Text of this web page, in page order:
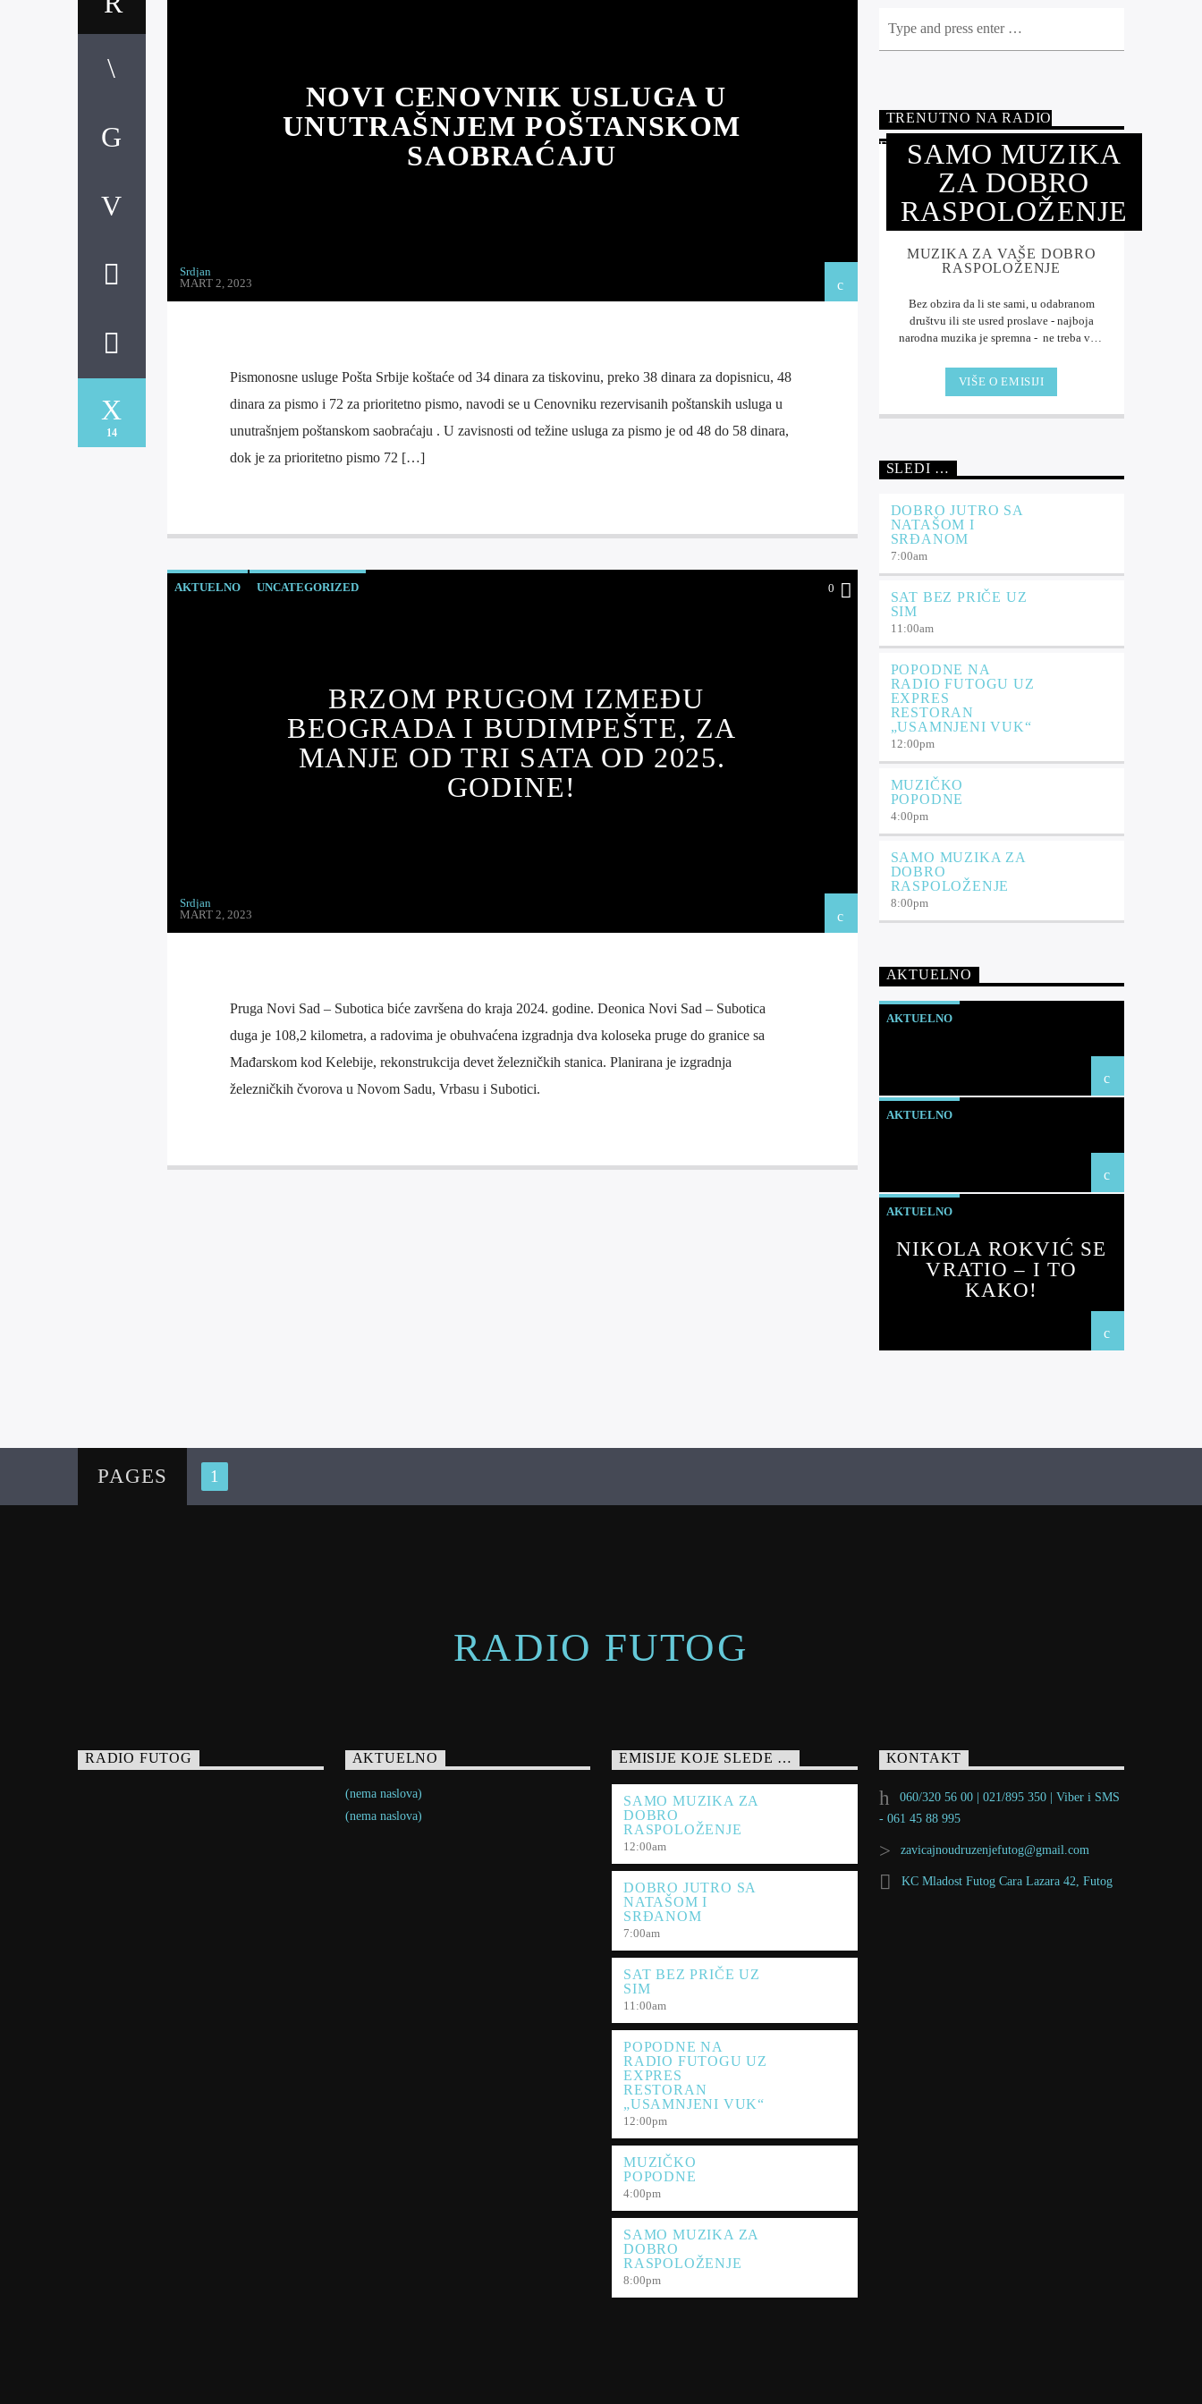
14
NOVI CENOVNIK USLUGA U
UNUTRAŠNJEM POŠTANSKOM
SAOBRAĆAJU
Srdjan
MART 2, 2023
Pismonosne usluge Pošta Srbije koštaće od 34 dinara za tiskovinu, preko 38 dinara za dopisnicu, 48
dinara za pismo i 72 za prioritetno pismo, navodi se u Cenovniku rezervisanih poštanskih usluga u
unutrašnjem poštanskom saobraćaju . U zavisnosti od težine usluga za pismo je od 48 do 58 dinara,
dok je za prioritetno pismo 72 […]
AKTUELNO UNCATEGORIZED 0
BRZOM PRUGOM IZMEĐU
BEOGRADA I BUDIMPEŠTE, ZA
MANJE OD TRI SATA OD 2025.
GODINE!
Srdjan
MART 2, 2023
Pruga Novi Sad – Subotica biće završena do kraja 2024. godine. Deonica Novi Sad – Subotica
duga je 108,2 kilometra, a radovima je obuhvaćena izgradnja dva koloseka pruge do granice sa
Mađarskom kod Kelebije, rekonstrukcija devet železničkih stanica. Planirana je izgradnja
železničkih čvorova u Novom Sadu, Vrbasu i Subotici.
TRENUTNO NA RADIO
FUTOGUSAMO MUZIKA
ZA DOBRO
RASPOLOŽENJE
MUZIKA ZA VAŠE DOBRO
RASPOLOŽENJE
Bez obzira da li ste sami, u odabranom
društvu ili ste usred proslave - najboja
narodna muzika je spremna - ne treba vam
Uživajte ... ništa bolje od muzike.
VIŠE O EMISIJI
SLEDI …
DOBRO JUTRO SA
NATAŠOM I
SRĐANOM
7:00am
SAT BEZ PRIČE UZ
SIM
11:00am
POPODNE NA
RADIO FUTOGU UZ
EXPRES
RESTORAN
„USAMNJENI VUK“
12:00pm
MUZIČKO
POPODNE
4:00pm
SAMO MUZIKA ZA
DOBRO
RASPOLOŽENJE
8:00pm
AKTUELNO
AKTUELNO
AKTUELNO
AKTUELNO
NIKOLA ROKVIĆ SE
VRATIO – I TO
KAKO!
PAGES 1
RADIO FUTOG
RADIO FUTOG AKTUELNO
(nema naslova)
(nema naslova)
EMISIJE KOJE SLEDE …
SAMO MUZIKA ZA
DOBRO
RASPOLOŽENJE
12:00am
DOBRO JUTRO SA
NATAŠOM I
SRĐANOM
7:00am
SAT BEZ PRIČE UZ
SIM
11:00am
POPODNE NA
RADIO FUTOGU UZ
EXPRES
RESTORAN
„USAMNJENI VUK“
12:00pm
MUZIČKO
POPODNE
4:00pm
SAMO MUZIKA ZA
DOBRO
RASPOLOŽENJE
8:00pm
KONTAKT
060/320 56 00 | 021/895 350 | Viber i SMS
- 061 45 88 995
zavicajnoudruzenjefutog@gmail.com
KC Mladost Futog Cara Lazara 42, Futog